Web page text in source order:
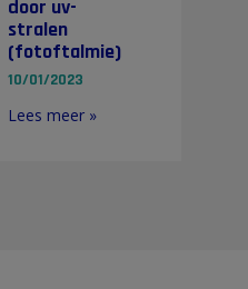
door uv-
stralen
(fotoftalmie)
10/01/2023
Lees meer »